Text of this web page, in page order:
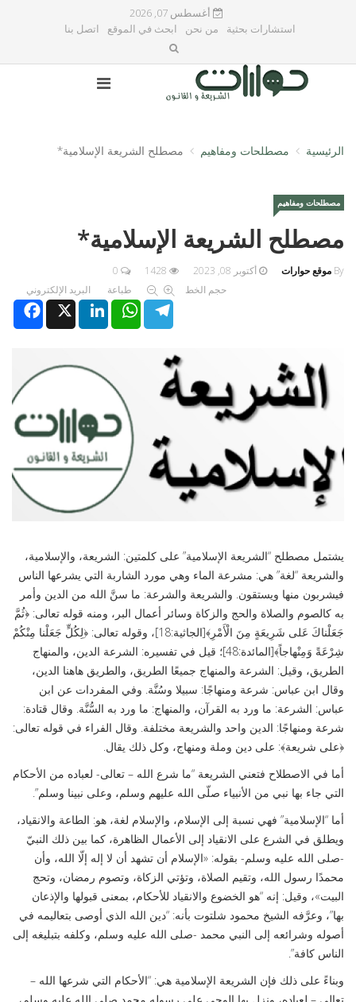
أغسطس 07, 2026
استشارات بحثية
من نحن ابحث في الموقع اتصل بنا
الرئيسية مصطلحات ومفاهيم مصطلح الشريعة الإسلامية*
مصطلحات ومفاهيم
مصطلح الشريعة الإسلامية*
By موقع حوارات أكتوبر 08, 2023
0
حجم الخط
طباعة
البريد الإلكتروني
XLinkedInWhatsAppTelegram
يشتمل مصطلح “الشريعة الإسلامية” على كلمتين: الشريعة، والإسلامية،
والشريعة “لغة” هي: مشرعة الماء وهي مورد الشاربة التي يشرعها الناس
فيشربون منها ويستقون. والشريعة والشرعة: ما سنَّ الله من الدين وأمر
به كالصوم والصلاة والحج والزكاة وسائر أعمال البر، ومنه قوله تعالى: ﴿ثُمَّ
جَعَلْناكَ عَلى شَرِيعَةٍ مِنَ الْأَمْرِ﴾[الجاثية:18]، وقوله تعالى: ﴿لِكُلٍّ جَعَلْنا مِنْكُمْ
شِرْعَةً وَمِنْهاجاً﴾[المائدة:48]؛ قيل في تفسيره: الشرعة الدين، والمنهاج
الطريق، وقيل: الشرعة والمنهاج جميعًا الطريق، والطريق هاهنا الدين،
وقال ابن عباس: شرعة ومنهاجًا: سبيلا وسُنَّة. وفي المفردات عن ابن
عباس: الشرعة: ما ورد به القرآن، والمنهاج: ما ورد به السُّنَّة. وقال قتادة:
شرعة ومنهاجًا: الدين واحد والشريعة مختلفة. وقال الفراء في قوله تعالى:
﴿على شريعة﴾: على دين وملة ومنهاج، وكل ذلك يقال.
أما في الاصطلاح فتعني الشريعة “ما شرع الله – تعالى- لعباده من الأحكام
التي جاء بها نبي من الأنبياء صلّى الله عليهم وسلم، وعلى نبينا وسلم”.
أما “الإسلامية” فهي نسبة إلى الإسلام، والإسلام لغة، هو: الطاعة والانقياد،
ويطلق في الشرع على الانقياد إلى الأعمال الظاهرة، كما بين ذلك النبيّ
-صلى الله عليه وسلم- بقوله: «الإسلام أن تشهد أن لا إله إلّا الله، وأن
محمدًا رسول الله، وتقيم الصلاة، وتؤتي الزكاة، وتصوم رمضان، وتحج
البيت»، وقيل: إنه “هو الخضوع والانقياد للأحكام، بمعنى قبولها والإذعان
بها”، وعرَّفه الشيخ محمود شلتوت بأنه: “دين الله الذي أوصى بتعاليمه في
أصوله وشرائعه إلى النبي محمد -صلى الله عليه وسلم، وكلفه بتبليغه إلى
الناس كافة”.
وبناءً على ذلك فإن الشريعة الإسلامية هي: “الأحكام التي شرعها الله –